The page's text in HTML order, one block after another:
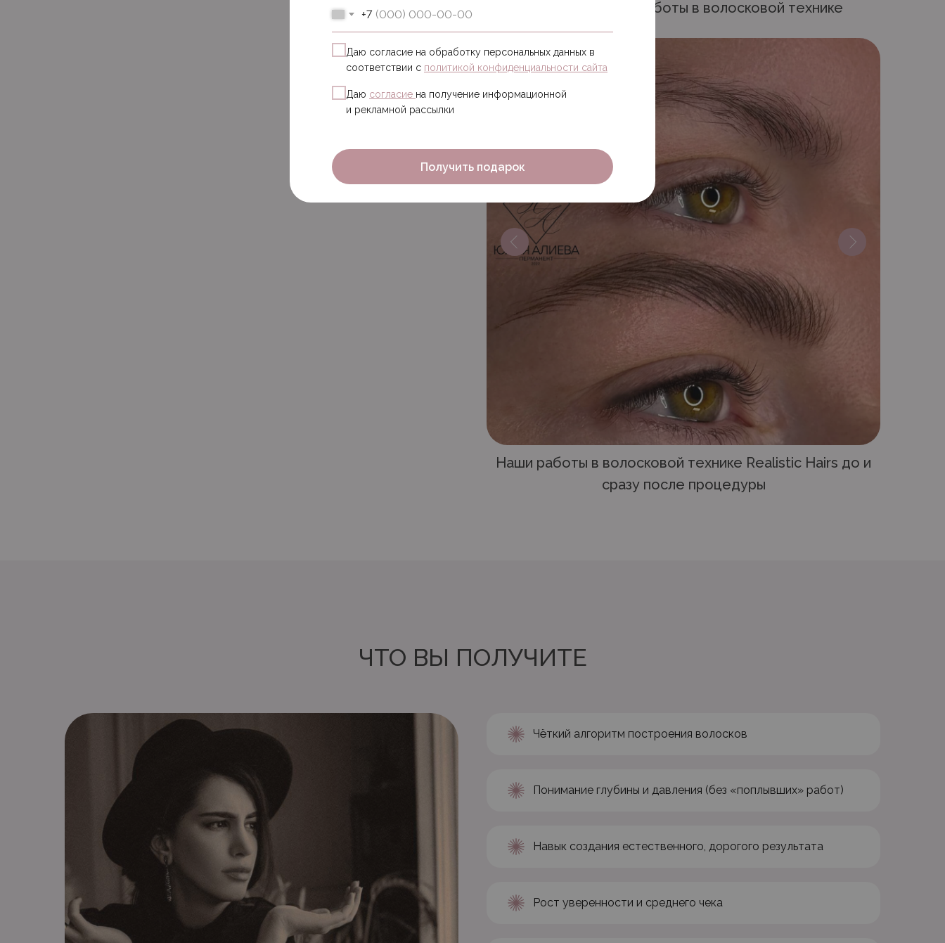
Наши работы в волосковой технике Realistic Hairs до и
сразу после процедуры
Наши зажившие работы в волосковой технике
ЧТО ВЫ ПОЛУЧИТЕ
Рост уверенности и среднего чека
Навык создания естественного, дорогого результата
Понимание глубины и давления (без «поплывших» работ)
Чёткий алгоритм построения волосков
+7
Даю согласие на обработку персональных данных в
соответствии с политикой конфиденциальности сайта
Даю согласие на получение информационной
и рекламной рассылки
Получить подарок